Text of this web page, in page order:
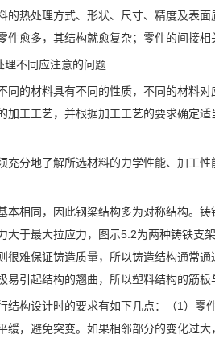
的热处理方式、形状、尺寸、精度及表
件愈多，其结构就愈复杂；零件的间接
理不同应注意的问题
同的材料具有不同的性质，不同的材料
加工工艺，并根据加工工艺的要求确定
充分地了解所选材料的力学性能、加工
本相同，因此钢梁结构多为对称结构。
大于最大拉应力，图示5.2为两种铸铁支
很难保证铸造质量，所以铸造结构通常
易引起结构的翘曲，所以塑料结构的筋板
结构设计时的要求有如下几点：（1）
缓，避免突变。如果相邻部分的变化过